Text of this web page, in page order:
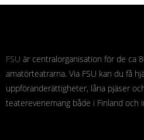
FSU är centralorganisation för de ca
amatörteatrarna. Via FSU kan du få
uppföranderättigheter, låna pjäser
teaterevenemang både i Finland och